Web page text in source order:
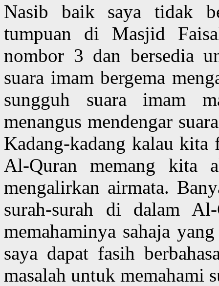
Nasib baik saya tidak
tumpuan di Masjid
nombor 3 dan bersedia
suara imam bergema
sungguh suara imam
menangus mendengar
Kadang-kadang kalau kita
Al-Quran memang kita
mengalirkan airmata.
surah-surah di dalam
memahaminya sahaja
saya dapat fasih
masalah untuk memahami